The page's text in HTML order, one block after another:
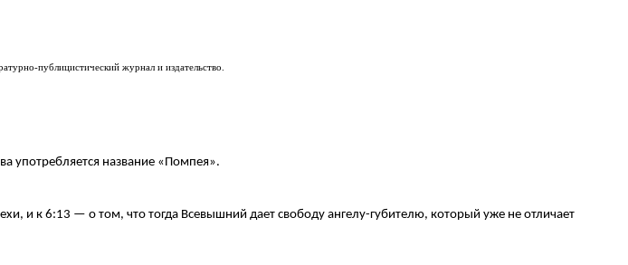
публицистический журнал и издательство.
употребляется название «Помпея».
и к 6:13 — о том, что тогда Всевышний дает свободу ангелу-губителю, который уже не отличает